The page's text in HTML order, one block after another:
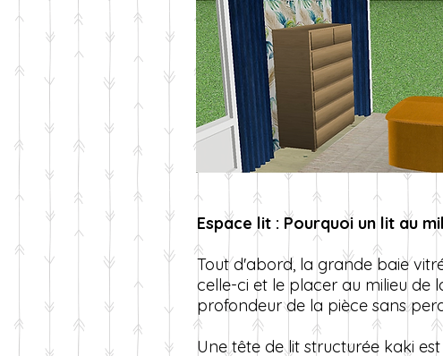
Espace lit : Pourquoi un lit au
Tout d'abord, la grande baie
celle-ci et le placer au milieu de
profondeur de la pièce sans
Une tête de lit structurée kaki